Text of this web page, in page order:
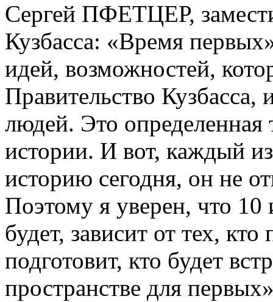
Сергей ПФЕТЦЕР,
Кузбасса: «Время
идей, возможностей,
Правительство
людей. Это определенная
истории. И вот, каждый
историю сегодня, он не
Поэтому я уверен, что
будет, зависит от тех, кто
подготовит, кто будет
пространстве для